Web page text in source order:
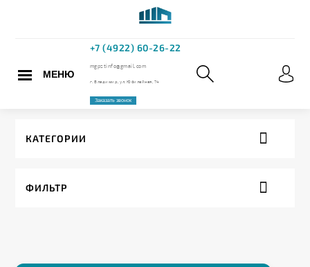
МЕНЮ
mgpstinfo@gmail.com
КАТЕГОРИИ
ФИЛЬТР